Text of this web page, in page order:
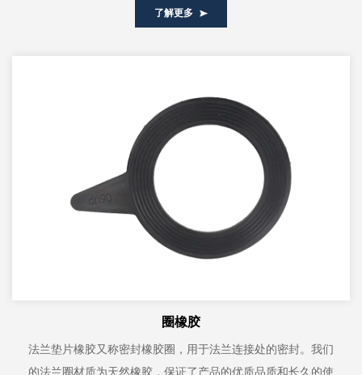
了解更多
圈橡胶
法兰垫片橡胶又称密封橡胶圈，用于法兰连接处的密封。我们
的法兰圈材质为天然橡胶，保证了产品的优质品质和长久的使